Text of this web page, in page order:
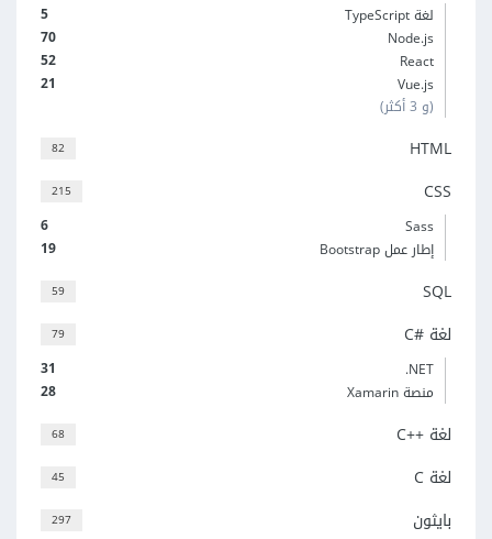
5
لغة TypeScript
70
Node.js
52
React
21
Vue.js
(و 3 أكثر)
82 HTML
215 CSS
6
Sass
19
إطار عمل Bootstrap
59 SQL
79 لغة C#‎
31
‎.NET
28
منصة Xamarin
68 لغة C++‎
45 لغة C
297 بايثون